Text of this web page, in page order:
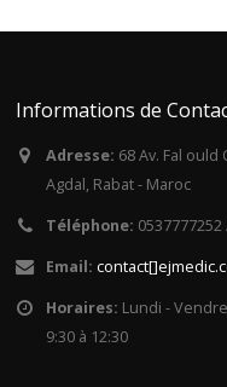
Informations de
Adresse: 68 Av. Fal
Agdal, Rabat - Maroc
Téléphone:
Email: contact[]ejmedic.c
Horaires: Lundi -
9:30 à 12:30